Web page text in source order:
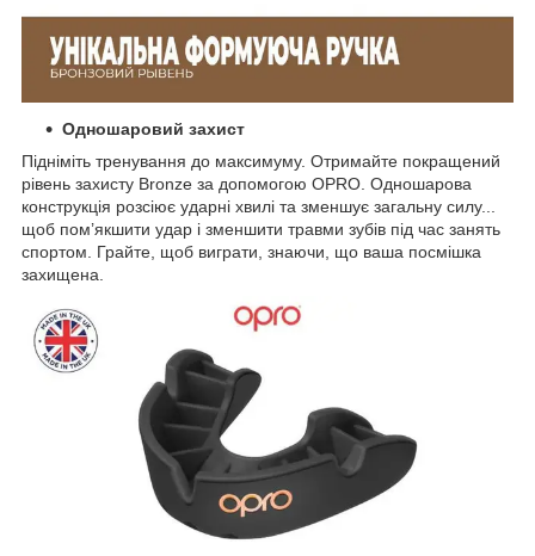
Одношаровий захист
Підніміть тренування до максимуму. Отримайте покращений
рівень захисту Bronze за допомогою OPRO. Одношарова
конструкція розсіює ударні хвилі та зменшує загальну силу...
щоб пом’якшити удар і зменшити травми зубів під час занять
спортом. Грайте, щоб виграти, знаючи, що ваша посмішка
захищена.